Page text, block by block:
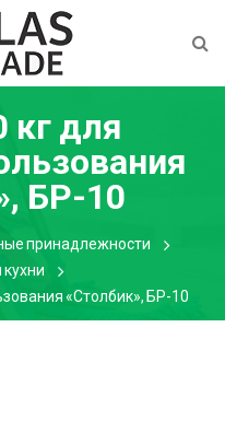
кг для
БР-10
принадлежности
«Столбик», БР-10